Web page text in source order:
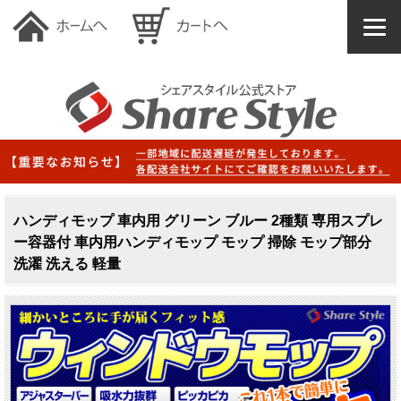
ハンディモップ 車内用 グリーン ブルー 2種類 専用スプレ
ー容器付 車内用ハンディモップ モップ 掃除 モップ部分
洗濯 洗える 軽量